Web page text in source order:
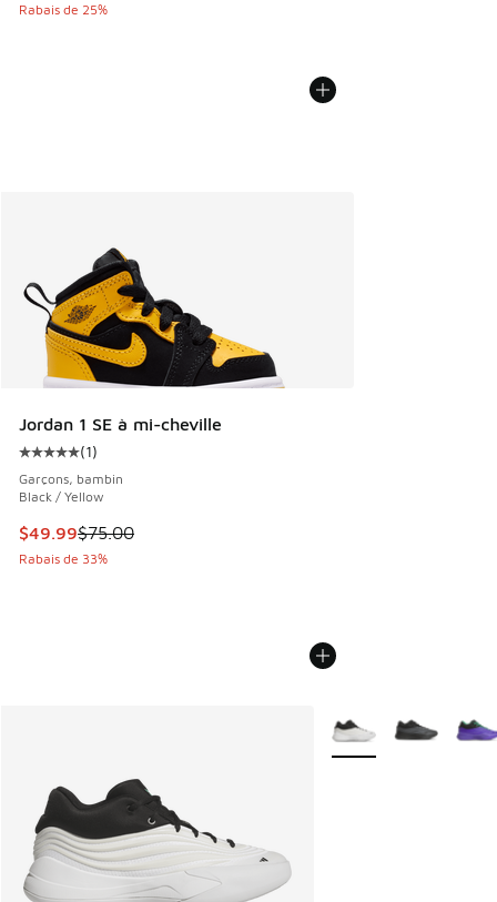
Rabais de 25%
Jordan 1 SE à mi-cheville
Cote moyenne du client - [5 sur 5 étoiles], 1 commentaires
(1)
Garçons, bambin
Black / Yellow
Cet article est en solde. Le prix est passé de $75.00 à
$49.99$75.00
Rabais de 33%
Plus de couleurs